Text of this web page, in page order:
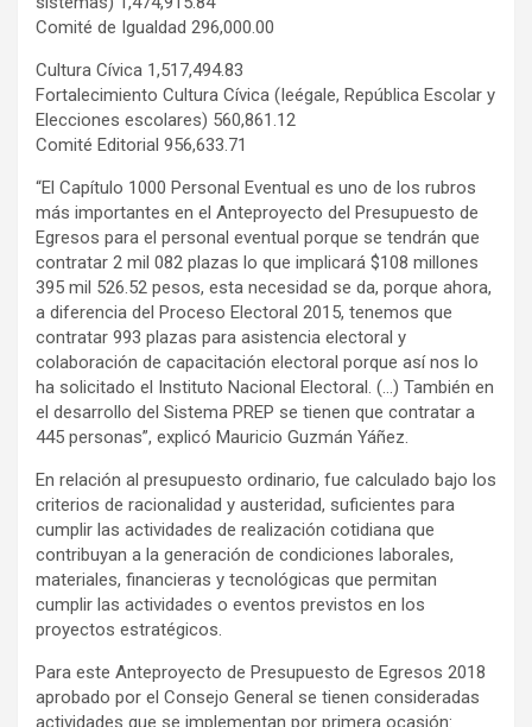
Comité de Igualdad 296,000.00
Cultura Cívica 1,517,494.83
Fortalecimiento Cultura Cívica (Ieégale, República Escolar y
Elecciones escolares) 560,861.12
Comité Editorial 956,633.71
“El Capítulo 1000 Personal Eventual es uno de los rubros
más importantes en el Anteproyecto del Presupuesto de
Egresos para el personal eventual porque se tendrán que
contratar 2 mil 082 plazas lo que implicará $108 millones
395 mil 526.52 pesos, esta necesidad se da, porque ahora,
a diferencia del Proceso Electoral 2015, tenemos que
contratar 993 plazas para asistencia electoral y
colaboración de capacitación electoral porque así nos lo
ha solicitado el Instituto Nacional Electoral. (…) También en
el desarrollo del Sistema PREP se tienen que contratar a
445 personas”, explicó Mauricio Guzmán Yáñez.
En relación al presupuesto ordinario, fue calculado bajo los
criterios de racionalidad y austeridad, suficientes para
cumplir las actividades de realización cotidiana que
contribuyan a la generación de condiciones laborales,
materiales, financieras y tecnológicas que permitan
cumplir las actividades o eventos previstos en los
proyectos estratégicos.
Para este Anteproyecto de Presupuesto de Egresos 2018
aprobado por el Consejo General se tienen consideradas